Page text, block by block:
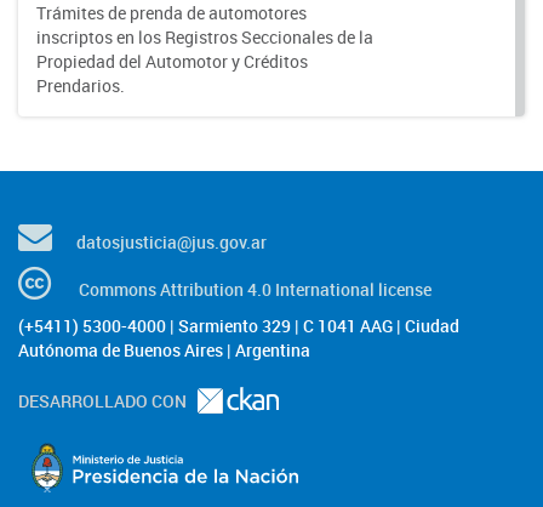
Trámites de prenda de automotores
inscriptos en los Registros Seccionales de la
Propiedad del Automotor y Créditos
Prendarios.
datosjusticia@jus.gov.ar
Commons Attribution 4.0 International license
(+5411) 5300-4000 | Sarmiento 329 | C 1041 AAG | Ciudad
Autónoma de Buenos Aires | Argentina
DESARROLLADO CON